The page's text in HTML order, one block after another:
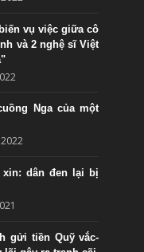
vụ việc giữa cô
và 2 nghệ sĩ Việt
Nga của một
dân đen lại bị
gửi tiền Quỹ vắc-